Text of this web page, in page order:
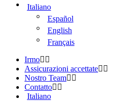
Italiano
Español
English
Français
Irmo
Assicurazioni accettate
Nostro Team
Contatto
Italiano